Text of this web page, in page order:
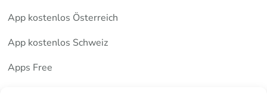
App kostenlos Österreich
App kostenlos Schweiz
Apps Free